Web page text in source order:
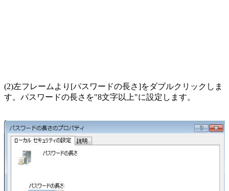
(2)左フレームより[パスワードの長さ]をダブルクリックしま
す。パスワードの長さを"8文字以上"に設定します。